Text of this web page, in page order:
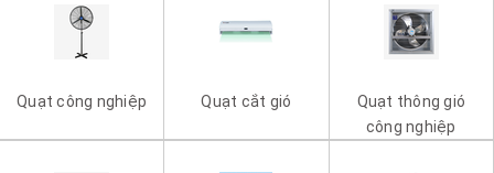
Quạt công nghiệp Quạt cắt gió
Quạt thông gió
công nghiệp